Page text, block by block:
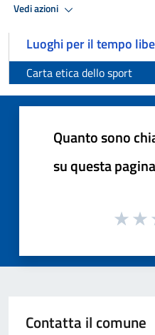
Vedi azioni
Luoghi per il tempo
Carta etica dello sport
Quanto sono
su questa
Contatta il comune